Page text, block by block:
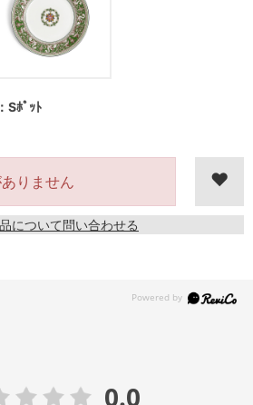
Sﾎﾟｯﾄ
りません
について問い合わせる
0.0